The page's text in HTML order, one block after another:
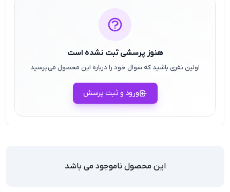
هنوز پرسشی ثبت نشده است
اولین نفری باشید که سوال خود را درباره این محصول می‌پرسید
ورود و ثبت پرسش
این محصول ناموجود می باشد